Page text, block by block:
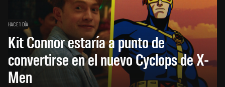
HACE 1 DÍA
Kit Connor estaría a punto de
convertirse en el nuevo Cyclops de X-
Men